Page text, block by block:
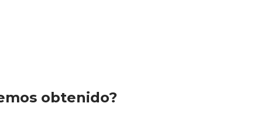
obtenido?